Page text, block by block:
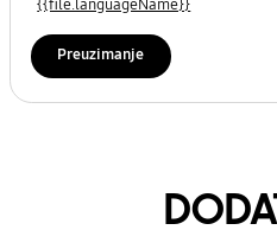
{{file.languageName}}
Preuzimanje